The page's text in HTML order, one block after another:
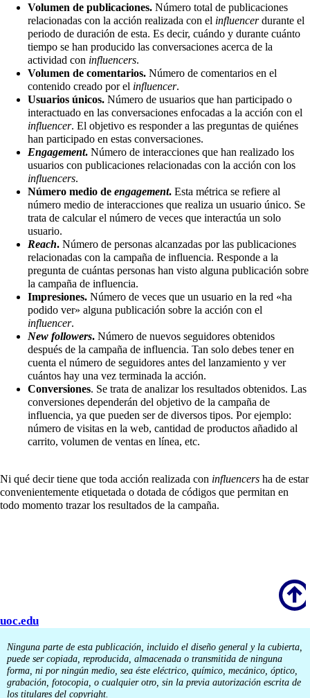
Volumen de publicaciones. Número total de publicaciones
relacionadas con la acción realizada con el influencerdurante el
periodo de duración de esta. Es decir, cuándo y durante cuánto
tiempo se han producido las conversaciones acerca de la
actividad con influencers.
Volumen de comentarios. Número de comentarios en el
contenido creado por el influencer.
Usuarios únicos. Número de usuarios que han participado o
interactuado en las conversaciones enfocadas a la acción con el
influencer. El objetivo es responder a las preguntas de quiénes
han participado en estas conversaciones.
Engagement. Número de interacciones que han realizado los
usuarios con publicaciones relacionadas con la acción con los
influencers.
Número medio de engagement. Esta métrica se refiere al
número medio de interacciones que realiza un usuario único. Se
trata de calcular el número de veces que interactúa un solo
usuario.
Reach. Número de personas alcanzadas por las publicaciones
relacionadas con la campaña de influencia. Responde a la
pregunta de cuántas personas han visto alguna publicación sobre
la campaña de influencia.
Impresiones. Número de veces que un usuario en la red «ha
podido ver» alguna publicación sobre la acción con el
influencer.
New followers. Número de nuevos seguidores obtenidos
después de la campaña de influencia. Tan solo debes tener en
cuenta el número de seguidores antes del lanzamiento y ver
cuántos hay una vez terminada la acción.
Conversiones. Se trata de analizar los resultados obtenidos. Las
conversiones dependerán del objetivo de la campaña de
influencia, ya que pueden ser de diversos tipos. Por ejemplo:
número de visitas en la web, cantidad de productos añadido al
carrito, volumen de ventas en línea, etc.
Ni qué decir tiene que toda acción realizada con influencers ha de estar
convenientemente etiquetada o dotada de códigos que permitan en
todo momento trazar los resultados de la campaña.
Scroll
uoc.edu
Ninguna parte de esta publicación, incluido el diseño general y la cubierta,
puede ser copiada, reproducida, almacenada o transmitida de ninguna
forma, ni por ningún medio, sea éste eléctrico, químico, mecánico, óptico,
grabación, fotocopia, o cualquier otro, sin la previa autorización escrita de
los titulares del copyright.